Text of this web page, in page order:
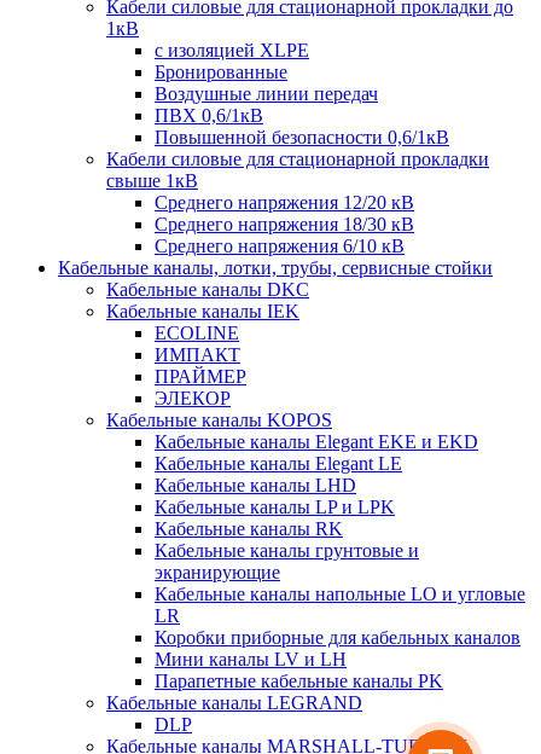
Кабели силовые для стационарной прокладки до
1кВ
c изоляцией XLPE
Бронированные
Воздушные линии передач
ПВХ 0,6/1кВ
Повышенной безопасности 0,6/1кВ
Кабели силовые для стационарной прокладки
свыше 1кВ
Среднего напряжения 12/20 кВ
Среднего напряжения 18/30 кВ
Среднего напряжения 6/10 кВ
Кабельные каналы, лотки, трубы, сервисные стойки
Кабельные каналы DKC
Кабельные каналы IEK
ECOLINE
ИМПАКТ
ПРАЙМЕР
ЭЛЕКОР
Кабельные каналы KOPOS
Кабельные каналы Elegant EKE и EKD
Кабельные каналы Elegant LE
Кабельные каналы LHD
Кабельные каналы LP и LPK
Кабельные каналы RK
Кабельные каналы грунтовые и
экранирующие
Кабельные каналы напольные LO и угловые
LR
Коробки приборные для кабельных каналов
Мини каналы LV и LH
Парапетные кабельные каналы PK
Кабельные каналы LEGRAND
DLP
Кабельные каналы MARSHALL-TUFFLEX